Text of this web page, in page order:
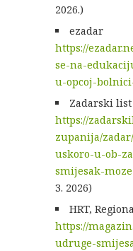
2026.)
ezadar
https://
se-na-
u-opcoj-
Zadarski list
https://
zupanija/
uskoro-u-ob-
smijesak-
3. 2026)
HRT,
https://
udruge-